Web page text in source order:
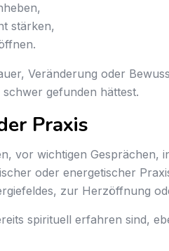
stärken,
Veränderung oder
gefunden hättest.
Praxis
vor wichtigen
oder energetischer
zur Herzöffnung
spirituell erfahren sind,